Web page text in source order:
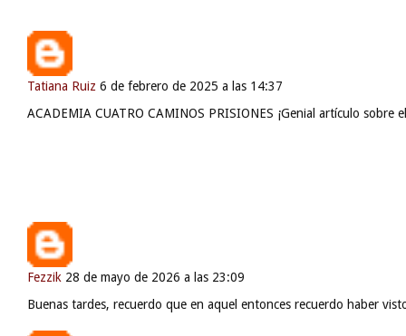
Tatiana Ruiz 6 de febrero de 2025 a las 14:37
ACADEMIA CUATRO CAMINOS PRISIONES ¡Genial artículo sobre
Fezzik 28 de mayo de 2026 a las 23:09
Buenas tardes, recuerdo que en aquel entonces recuerdo haber